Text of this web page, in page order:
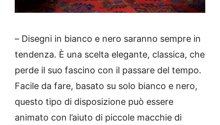
– Disegni in bianco e nero saranno sempre in
tendenza. È una scelta elegante, classica, che
perde il suo fascino con il passare del tempo.
Facile da fare, basato su solo bianco e nero,
questo tipo di disposizione può essere
animato con l’aiuto di piccole macchie di